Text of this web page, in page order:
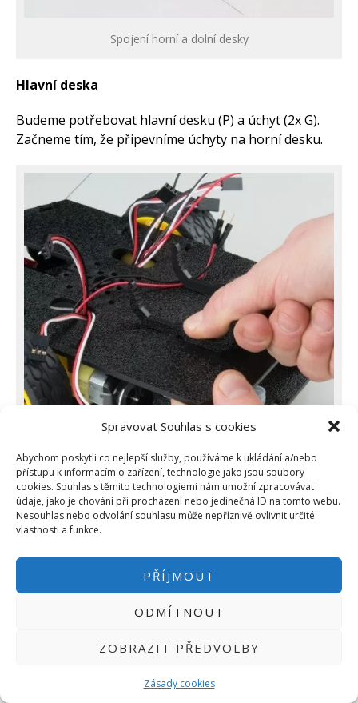
Spravovat Souhlas s cookies
Abychom poskytli co nejlepší služby, používáme k ukládání a/nebo
přístupu k informacím o zařízení, technologie jako jsou soubory
cookies. Souhlas s těmito technologiemi nám umožní zpracovávat
údaje, jako je chování při procházení nebo jedinečná ID na tomto webu.
Nesouhlas nebo odvolání souhlasu může nepříznivě ovlivnit určité
vlastnosti a funkce.
PŘÍJMOUT
ODMÍTNOUT
ZOBRAZIT PŘEDVOLBY
Zásady cookies
Spojení horní a dolní desky
Hlavní deska
Budeme potřebovat hlavní desku (P) a úchyt (2x G).
Začneme tím, že připevníme úchyty na horní desku.
Úchyty hlavní desky